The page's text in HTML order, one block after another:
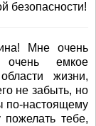
безопасности!
Мне очень
очень емкое
жизни,
не забыть, но
по-настоящему
тебе,